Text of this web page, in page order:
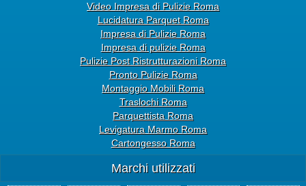
Video Impresa di Pulizie Roma
Lucidatura Parquet Roma
Impresa di Pulizie Roma
Impresa di pulizie Roma
Pulizie Post Ristrutturazioni Roma
Pronto Pulizie Roma
Montaggio Mobili Roma
Traslochi Roma
Parquettista Roma
Levigatura Marmo Roma
Cartongesso Roma
Marchi utilizzati